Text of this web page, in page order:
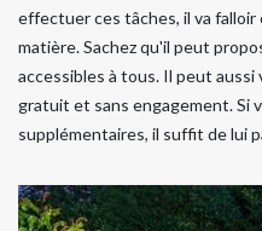
effectuer ces tâches, il va
matière. Sachez qu'il peut
accessibles à tous. Il peut
gratuit et sans engagement. Si
supplémentaires, il suffit de lui